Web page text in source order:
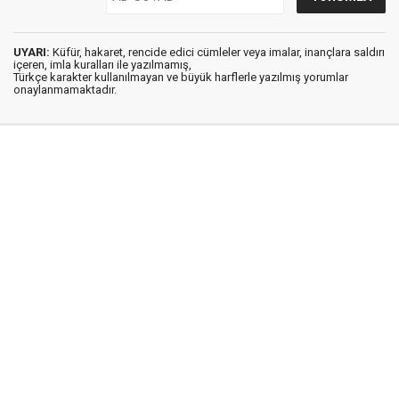
UYARI: Küfür, hakaret, rencide edici cümleler veya imalar, inançlara saldırı
içeren, imla kuralları ile yazılmamış,
Türkçe karakter kullanılmayan ve büyük harflerle yazılmış yorumlar
onaylanmamaktadır.